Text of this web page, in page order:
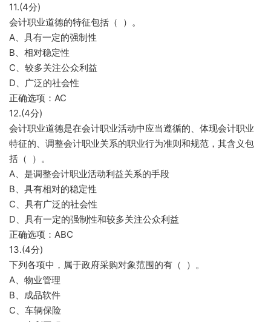
11.(4分)
会计职业道德的特征包括（ ）。
A、具有一定的强制性
B、相对稳定性
C、较多关注公众利益
D、广泛的社会性
正确选项：AC
12.(4分)
会计职业道德是在会计职业活动中应当遵循的、体现会计职业
特征的、调整会计职业关系的职业行为准则和规范，其含义包
括（ ）。
A、是调整会计职业活动利益关系的手段
B、具有相对的稳定性
C、具有广泛的社会性
D、具有一定的强制性和较多关注公众利益
正确选项：ABC
13.(4分)
下列各项中，属于政府采购对象范围的有（ ）。
A、物业管理
B、成品软件
C、车辆保险